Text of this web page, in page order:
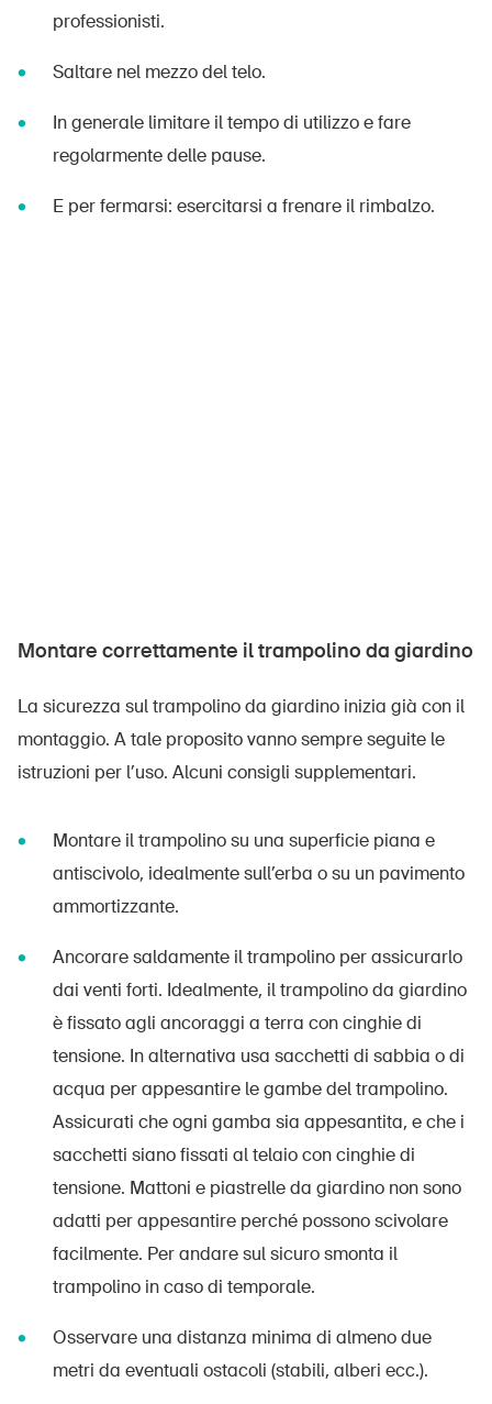
professionisti.
Saltare nel mezzo del telo.
In generale limitare il tempo di utilizzo e fare
regolarmente delle pause.
E per fermarsi: esercitarsi a frenare il rimbalzo.
Montare correttamente il trampolino da giardino
La sicurezza sul trampolino da giardino inizia già con il
montaggio. A tale proposito vanno sempre seguite le
istruzioni per l’uso. Alcuni consigli supplementari.
Montare il trampolino su una superficie piana e
antiscivolo, idealmente sull’erba o su un pavimento
ammortizzante.
Ancorare saldamente il trampolino per assicurarlo
dai venti forti. Idealmente, il trampolino da giardino
è fissato agli ancoraggi a terra con cinghie di
tensione. In alternativa usa sacchetti di sabbia o di
acqua per appesantire le gambe del trampolino.
Assicurati che ogni gamba sia appesantita, e che i
sacchetti siano fissati al telaio con cinghie di
tensione. Mattoni e piastrelle da giardino non sono
adatti per appesantire perché possono scivolare
facilmente. Per andare sul sicuro smonta il
trampolino in caso di temporale.
Osservare una distanza minima di almeno due
metri da eventuali ostacoli (stabili, alberi ecc.).